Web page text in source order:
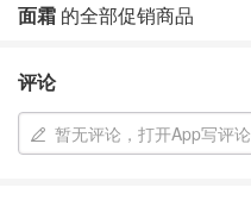
面霜 的全部促销商品
评论
暂无评论，打开App写评论